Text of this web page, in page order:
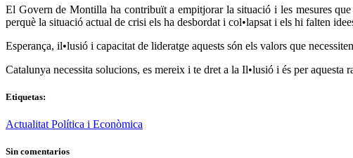
El Govern de Montilla ha contribuït a empitjorar la situació i les mesures
perquè la situació actual de crisi els ha desbordat i col•lapsat i els hi falten
Esperança, il•lusió i capacitat de lideratge aquests són els valors que
Catalunya necessita solucions, es mereix i te dret a la Il•lusió i és per
Etiquetas:
Actualitat Política i Econòmica
Sin comentarios